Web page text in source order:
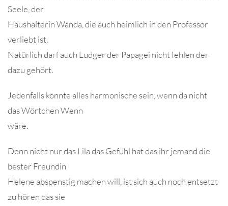
Seele, der
Haushälterin Wanda, die auch heimlich in den Professor
verliebt ist.
Natürlich darf auch Ludger der Papagei nicht fehlen der
dazu gehört.
Jedenfalls könnte alles harmonische sein, wenn da nicht
das Wörtchen Wenn
wäre.
Denn nicht nur das Lila das Gefühl hat das ihr jemand die
bester Freundin
Helene abspenstig machen will, ist sich auch noch entsetzt
zu hören das sie